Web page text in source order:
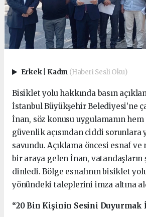
Erkek Kadın (Haberi Sesli Oku)
Bisiklet yolu hakkında basın
İstanbul Büyükşehir Belediyesi’ne
İnan, söz konusu uygulamanın
güvenlik açısından ciddi sorunlara
savundu. Açıklama öncesi esnaf
bir araya gelen İnan,
dinledi. Bölge esnafının bisiklet
yönündeki taleplerini imza altına
“20 Bin Kişinin Sesini Duyurmak